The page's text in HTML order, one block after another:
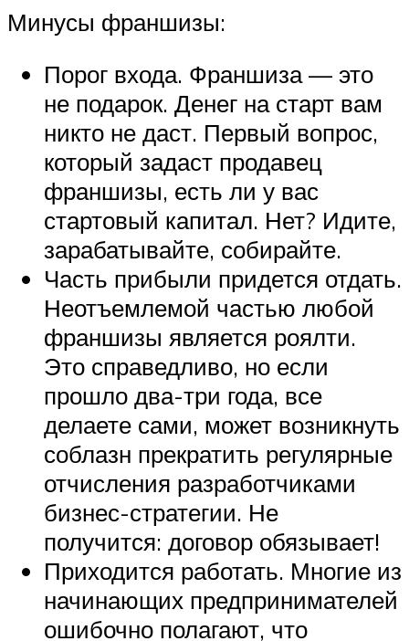
Минусы франшизы:
Порог входа. Франшиза — это
не подарок. Денег на старт вам
никто не даст. Первый вопрос,
который задаст продавец
франшизы, есть ли у вас
стартовый капитал. Нет? Идите,
зарабатывайте, собирайте.
Часть прибыли придется отдать.
Неотъемлемой частью любой
франшизы является роялти.
Это справедливо, но если
прошло два-три года, все
делаете сами, может возникнуть
соблазн прекратить регулярные
отчисления разработчиками
бизнес-стратегии. Не
получится: договор обязывает!
Приходится работать. Многие из
начинающих предпринимателей
ошибочно полагают, что